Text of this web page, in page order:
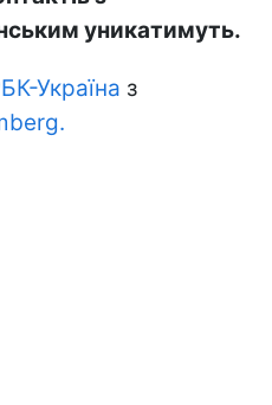
уникатимуть.
Україна з